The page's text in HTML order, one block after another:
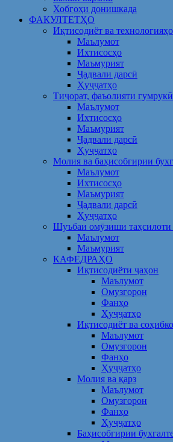
Хобгоҳи донишкада
ФАКУЛТЕТҲО
Иқтисодиёт ва
Маълумот
Ихтисосҳо
Маъмурият
Ҷадвали дарсӣ
Ҳуҷҷатҳо
Тиҷорат, фаъолияти
Маълумот
Ихтисосҳо
Маъмурият
Ҷадвали дарсӣ
Ҳуҷҷатҳо
Молия ва баҳисобгирии
Маълумот
Ихтисосҳо
Маъмурият
Ҷадвали дарсӣ
Ҳуҷҷатҳо
Шуъбаи омӯзиши таҳсилоти
Маълумот
Маъмурият
КАФЕДРАҲО
Иқтисодиёти ҷаҳон
Маълумот
Омузгорон
Фанҳо
Ҳуҷҷатҳо
Иқтисодиёт ва
Маълумот
Омузгорон
Фанҳо
Ҳуҷҷатҳо
Молия ва қарз
Маълумот
Омузгорон
Фанҳо
Ҳуҷҷатҳо
Баҳисобгирии